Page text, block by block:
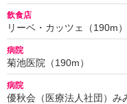
飲食店
リーベ・カッツェ（190m）
病院
菊池医院（190m）
病院
優秋会（医療法人社団）み